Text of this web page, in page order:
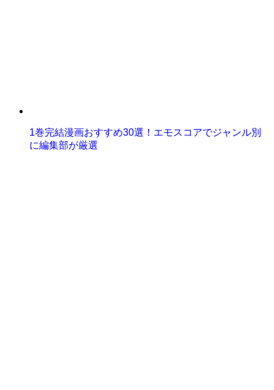
1巻完結漫画おすすめ30選！エモスコアでジャンル別
に編集部が厳選